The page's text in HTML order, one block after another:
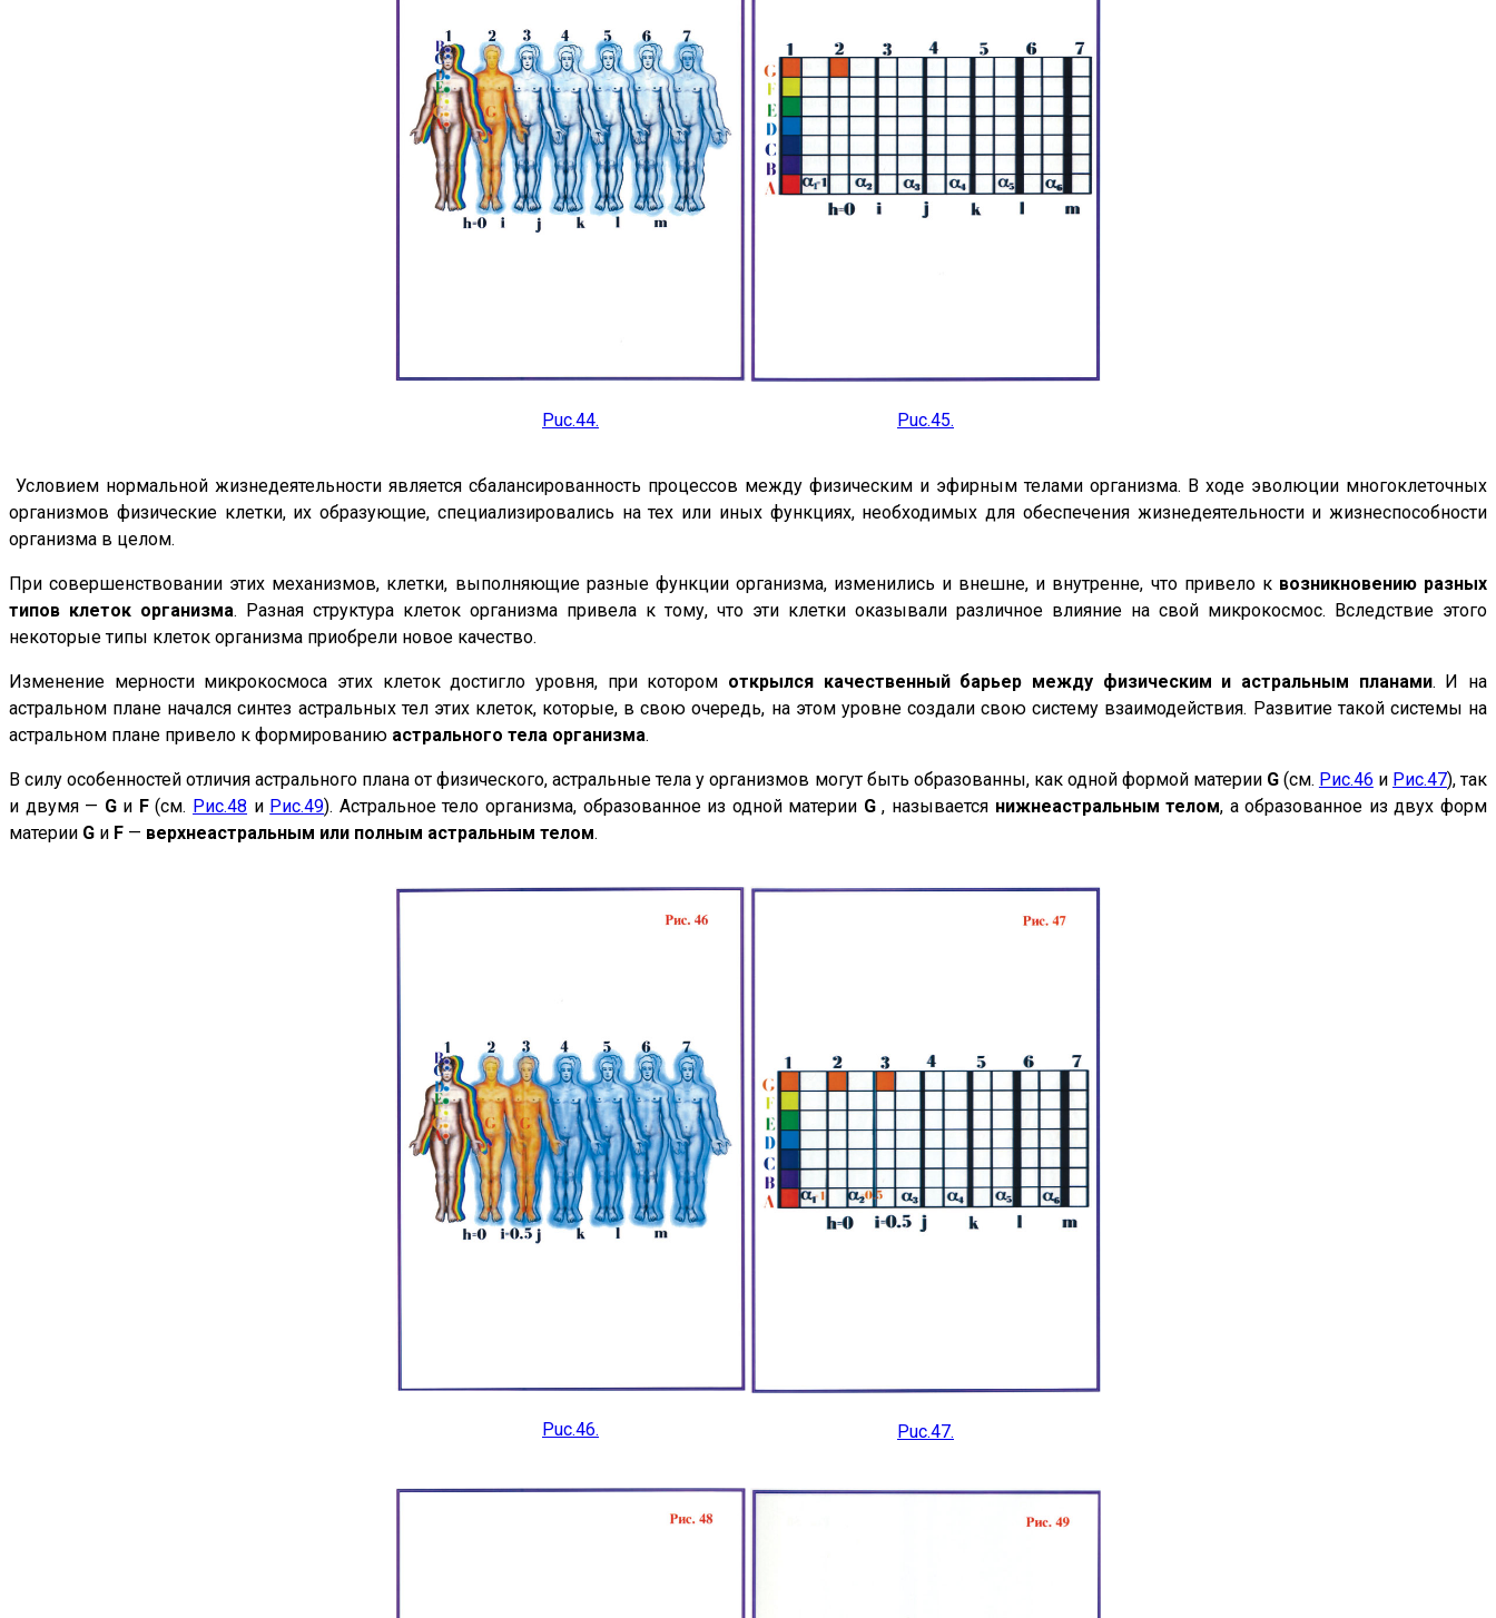
Puc.44. Puc.45.
Условием нормальной жизнедеятельности является сбалансированность процессов между физическим и эфирным телами организма. В ходе эволюции многоклеточных
организмов физические клетки, их образующие, специализировались на тех или иных функциях, необходимых для обеспечения жизнедеятельности и жизнеспособности
организма в целом.
При совершенствовании этих механизмов, клетки, выполняющие разные функции организма, изменились и внешне, и внутренне, что привело к возникновению разных
типов клеток организма. Разная структура клеток организма привела к тому, что эти клетки оказывали различное влияние на свой микрокосмос. Вследствие этого
некоторые типы клеток организма приобрели новое качество.
Изменение мерности микрокосмоса этих клеток достигло уровня, при котором открылся качественный барьер между физическим и астральным планами. И на
астральном плане начался синтез астральных тел этих клеток, которые, в свою очередь, на этом уровне создали свою систему взаимодействия. Развитие такой системы на
астральном плане привело к формированию астрального тела организма.
В силу особенностей отличия астрального плана от физического, астральные тела у организмов могут быть образованны, как одной формой материиG (см. Рис.46 и Рис.47), так
и двумя — Gи F(см. Рис.48 и Рис.49). Астральное тело организма, образованное из одной материи G, называется нижнеастральным телом, а образованное из двух форм
материи G и F — верхнеастральным или полным астральным телом.
Puc.46. Puc.47.